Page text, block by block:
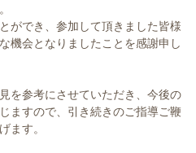
ができ、参加して頂きました皆様
機会となりましたことを感謝申し
を参考にさせていただき、今後の
ますので、引き続きのご指導ご鞭
ます。